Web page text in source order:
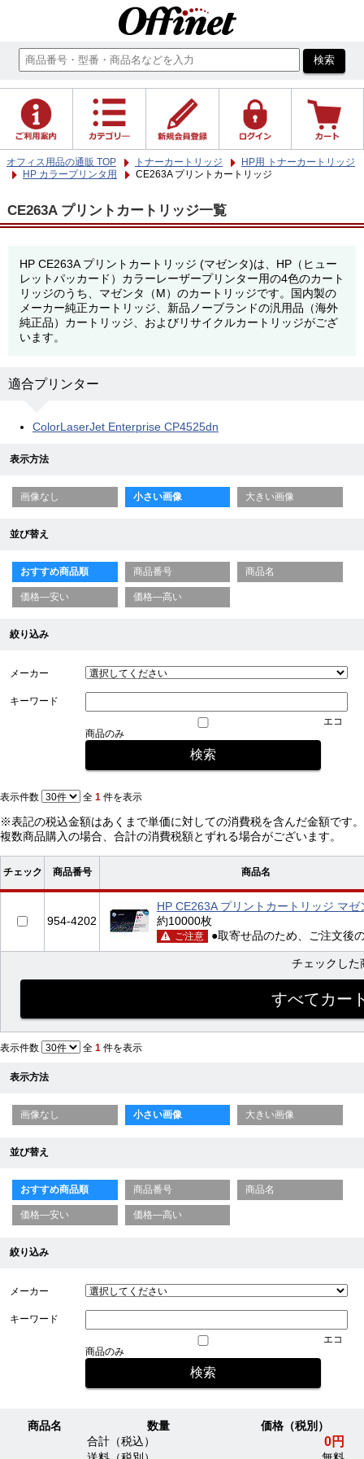
オフィス用品の通販 TOP トナーカートリッジ
HP用 トナーカートリッジ
HP カラープリンタ用
CE263A プリントカートリッジ
CE263A プリントカートリッジ一覧
HP CE263A プリントカートリッジ (マゼンタ)は、HP（ヒュー
レットパッカード）カラーレーザープリンター用の4色のカート
リッジのうち、マゼンタ（M）のカートリッジです。国内製の
メーカー純正カートリッジ、新品ノーブランドの汎用品（海外
純正品）カートリッジ、およびリサイクルカートリッジがござ
います。
適合プリンター
ColorLaserJet Enterprise CP4525dn
表示方法
画像なし 小さい画像 大きい画像
並び替え
おすすめ商品順 商品番号 商品名
価格—安い 価格—高い
絞り込み
メーカー
キーワード
エコ
商品のみ
表示件数 全 1 件を表示
※表記の税込金額はあくまで単価に対しての消費税を含んだ金額です。
複数商品購入の場合、合計の消費税額とずれる場合がございます。
チェック 商品番号 商品名
954-4202
HP CE263A プリントカートリッジ マゼ
約10000枚
ご注意 ●取寄せ品のため、ご注文後
チェックし
表示件数 全 1 件を表示
表示方法
画像なし 小さい画像 大きい画像
並び替え
おすすめ商品順 商品番号 商品名
価格—安い 価格—高い
絞り込み
メーカー
キーワード
エコ
商品のみ
商品名 数量
価格（税別）
合計（税込）
0円